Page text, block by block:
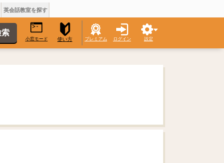
英会話教室を探す
小窓モード 使い方 プレミアム ログイン 設定